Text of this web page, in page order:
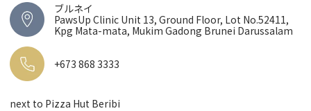
ブルネイ
PawsUp Clinic Unit 13, Ground Floor, Lot No.52411,
Kpg Mata-mata, Mukim Gadong Brunei Darussalam
+673 868 3333
next to Pizza Hut Beribi